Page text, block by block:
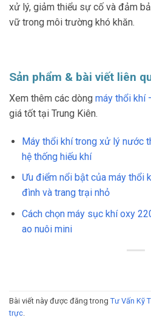
xử lý, giảm thiểu sự cố và đảm
vữ trong môi trường khó khăn.
Sản phẩm & bài viết liên
Xem thêm các dòng máy thổi khí
giá tốt tại Trung Kiên.
Máy thổi khí trong xử lý nước
hệ thống hiếu khí
Ưu điểm nổi bật của máy thổi
đình và trang trại nhỏ
Cách chọn máy sục khí oxy
ao nuôi mini
Bài viết này được đăng trong Tư Vấn Kỹ
trực.